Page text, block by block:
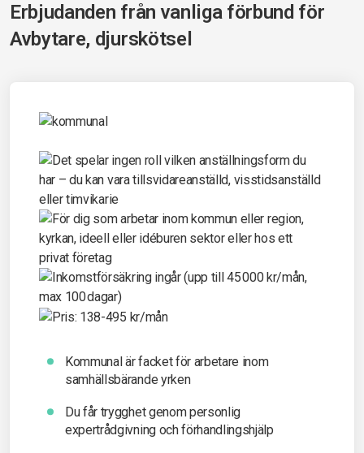
Erbjudanden från vanliga förbund för
Avbytare, djurskötsel
Kommunal är facket för arbetare inom
samhällsbärande yrken
Du får trygghet genom personlig
expertrådgivning och förhandlingshjälp